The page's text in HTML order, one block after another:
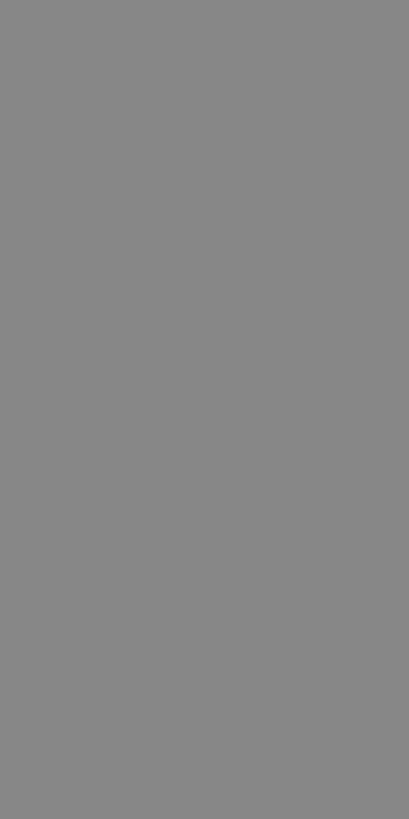
do
na pliki cookie.
działał poprawnie.
językowych
języku użytkownika,
na temat bieżącej
szczegóły takie
aby pomóc w
danych
kampanii
na stronie internetowej.
i aktualizuje
liczenia i śledzenia
i sesji w
pomagając
i interakcji na
źródeł ruchu i
i zachowania na
Informacje
i optymalizacji
i zawiera
końcowy korzysta z
które użytkownik
tej witryny.
i zawiera
końcowy korzysta z
które użytkownik
tej witryny.
służy do ograniczania
produktów
rzeczywistym od
(którego
przeglądarka
przechowywania listy
zwiększając
produktów, które
zapamiętania
sklepu na stronie
przeglądania,
zapamiętywania liczby
obejrzeć na stronie
zwiększając
zachowanie